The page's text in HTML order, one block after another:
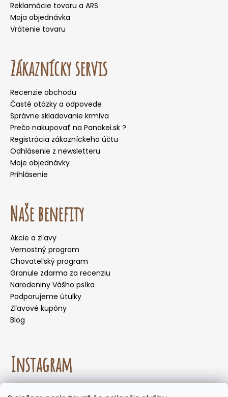
Reklamácie tovaru a ARS
Moja objednávka
Vrátenie tovaru
Zákaznícky servis
Recenzie obchodu
Časté otázky a odpovede
Správne skladovanie krmiva
Prečo nakupovať na Panakei.sk ?
Registrácia zákazníckeho účtu
Odhlásenie z newsletteru
Moje objednávky
Prihlásenie
Naše benefity
Akcie a zľavy
Vernostný program
Chovateľský program
Granule zdarma za recenziu
Narodeniny Vášho psíka
Podporujeme útulky
Zľavové kupóny
Blog
Instagram